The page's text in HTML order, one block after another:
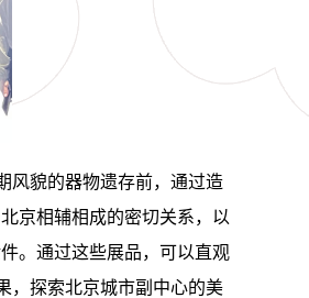
风貌的器物遗存前，通过造
京相辅相成的密切关系，以
。通过这些展品，可以直观
，探索北京城市副中心的美